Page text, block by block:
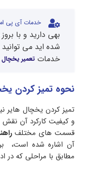
خدمات آی پی
بهی دارید و با
شده اید می
خدمات تعمیر
نحوه تمیز کردن
تمیز کردن یخچال هایر
و کیفیت کارکرد آن نقش
قسمت های مختلف
آن اشاره شده است،
مطابق با مراحلی که در